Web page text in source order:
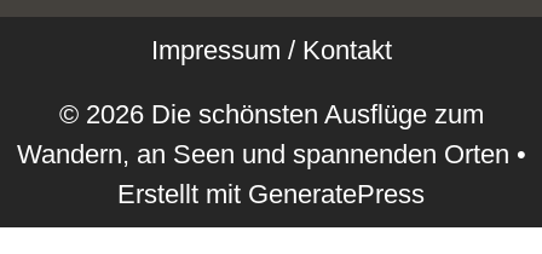
Impressum / Kontakt
© 2026 Die schönsten Ausflüge zum
Wandern, an Seen und spannenden Orten •
Erstellt mit GeneratePress